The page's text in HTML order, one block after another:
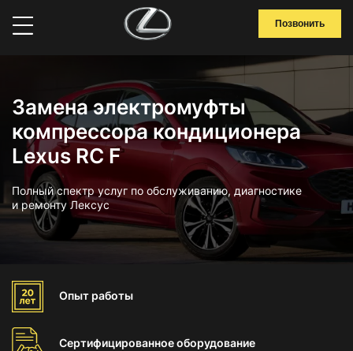
Позвонить
Замена электромуфты
компрессора кондиционера
Lexus RC F
Полный спектр услуг по обслуживанию, диагностике
и ремонту Лексус
Опыт работы
Сертифицированноеоборудование